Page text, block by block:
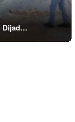
Dijad…